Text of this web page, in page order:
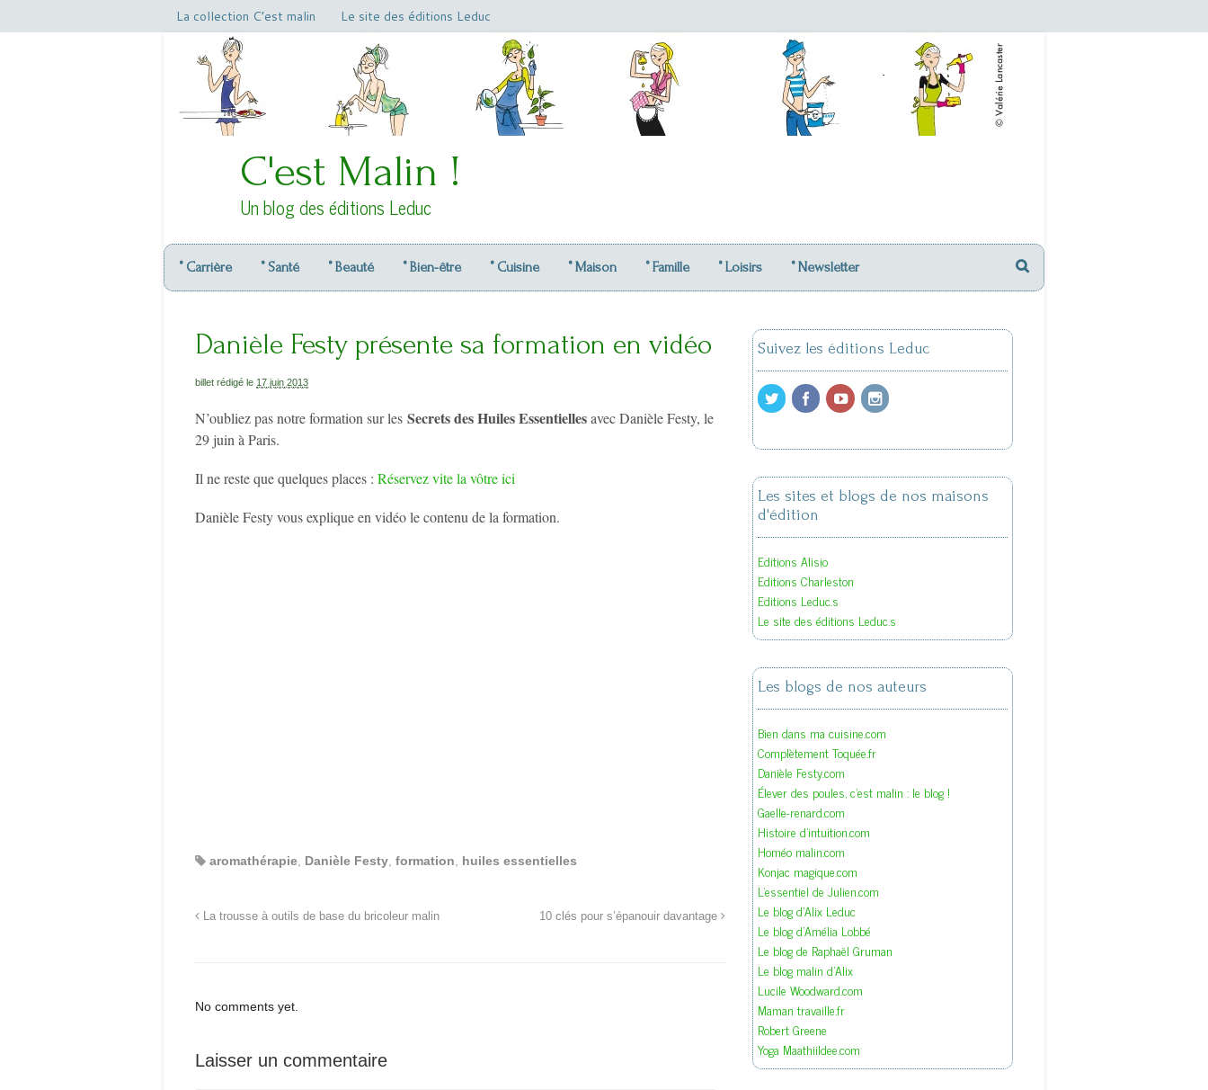
La collection C’est malin Le site des éditions Leduc
C'est Malin !
Un blog des éditions Leduc
° Carrière ° Santé ° Beauté ° Bien-être ° Cuisine ° Maison ° Famille ° Loisirs ° Newsletter
Danièle Festy présente sa formation en vidéo
billet rédigé le 17 juin 2013
N’oubliez pas notre formation sur les Secrets des Huiles Essentiellesavec Danièle Festy, le
29 juin à Paris.
Il ne reste que quelques places : Réservez vite la vôtre ici
Danièle Festy vous explique en vidéo le contenu de la formation.
aromathérapie Danièle Festy formation huiles essentielles
La trousse à outils de base du bricoleur malin 10 clés pour s’épanouir davantage
No comments yet.
Laisser un commentaire
Suivez les éditions Leduc
Les sites et blogs de nos maisons
d'édition
Editions Alisio
Editions Charleston
Editions Leduc.s
Le site des éditions Leduc.s
Les blogs de nos auteurs
Bien dans ma cuisine.com
Complètement Toquée.fr
Danièle Festy.com
Élever des poules, c'est malin : le blog !
Gaelle-renard.com
Histoire d'intuition.com
Homéo malin.com
Konjac magique.com
L'essentiel de Julien.com
Le blog d'Alix Leduc
Le blog d'Amélia Lobbé
Le blog de Raphaël Gruman
Le blog malin d'Alix
Lucile Woodward.com
Maman travaille.fr
Robert Greene
Yoga Maathiildee.com